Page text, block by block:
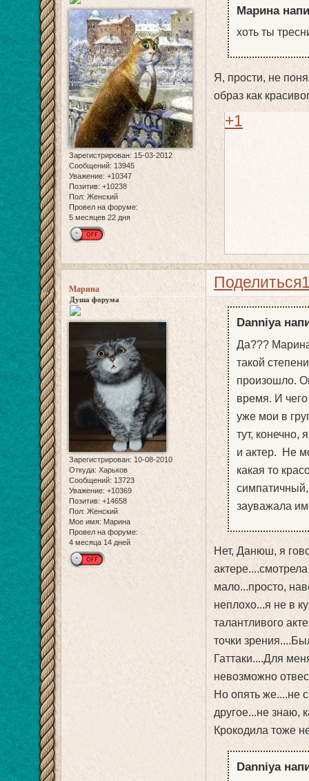
Зарегистрирован: 15-03-2012
Сообщений: 13945
Уважение: +10347
Позитив: +10238
Пол: Женский
Провел на форуме:
5 месяцев 22 дня
Марина
хоть ты
Я, прости, не
образ как
+1
Поделиться
Марина
Душа форума
Зарегистрирован: 10-08-2010
Откуда: Харьков
Сообщений: 13723
Уважение: +10369
Позитив: +14658
Пол: Женский
Мое имя: Марина
Провел на форуме:
4 месяца 14 дней
Danniya
Да???
такой
произошло.
время. И
уже мои в
тут, конечно,
и актер. Не
какая то
зауважала
Нет, Данюш, я
мало...просто,
неплохо...я не в
талантливого
точки
Гаттаки....Для
невозможно
Но опять же....не
другое...не знаю,
Крокодила тоже
Danniya